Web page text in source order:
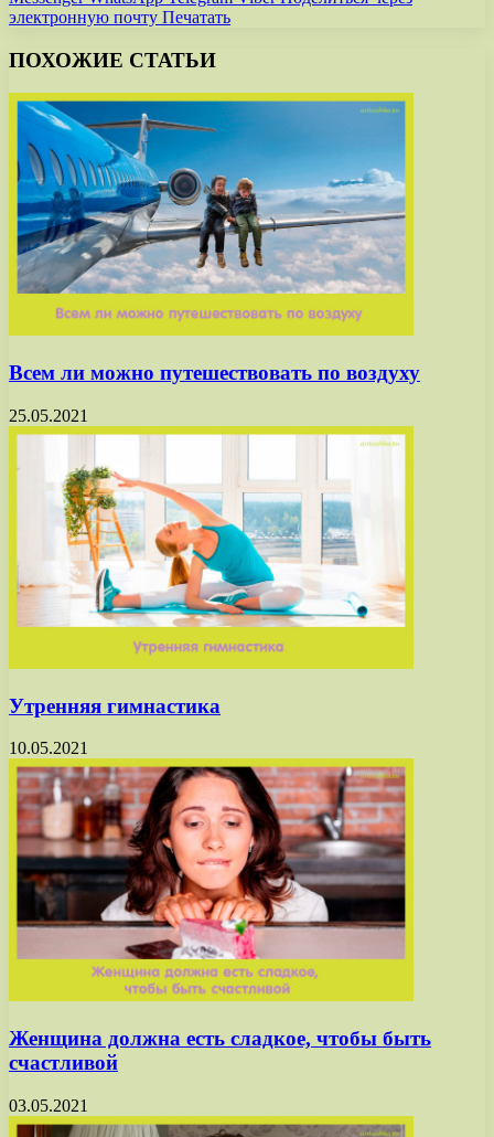
электронную почту Печатать
ПОХОЖИЕ СТАТЬИ
Всем ли можно путешествовать по воздуху
25.05.2021
Утренняя гимнастика
10.05.2021
Женщина должна есть сладкое, чтобы быть
счастливой
03.05.2021